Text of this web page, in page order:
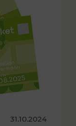
31.10.2024